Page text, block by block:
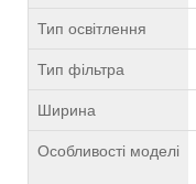
Тип освітлення
Тип фільтра
Ширина
Особливості моделі